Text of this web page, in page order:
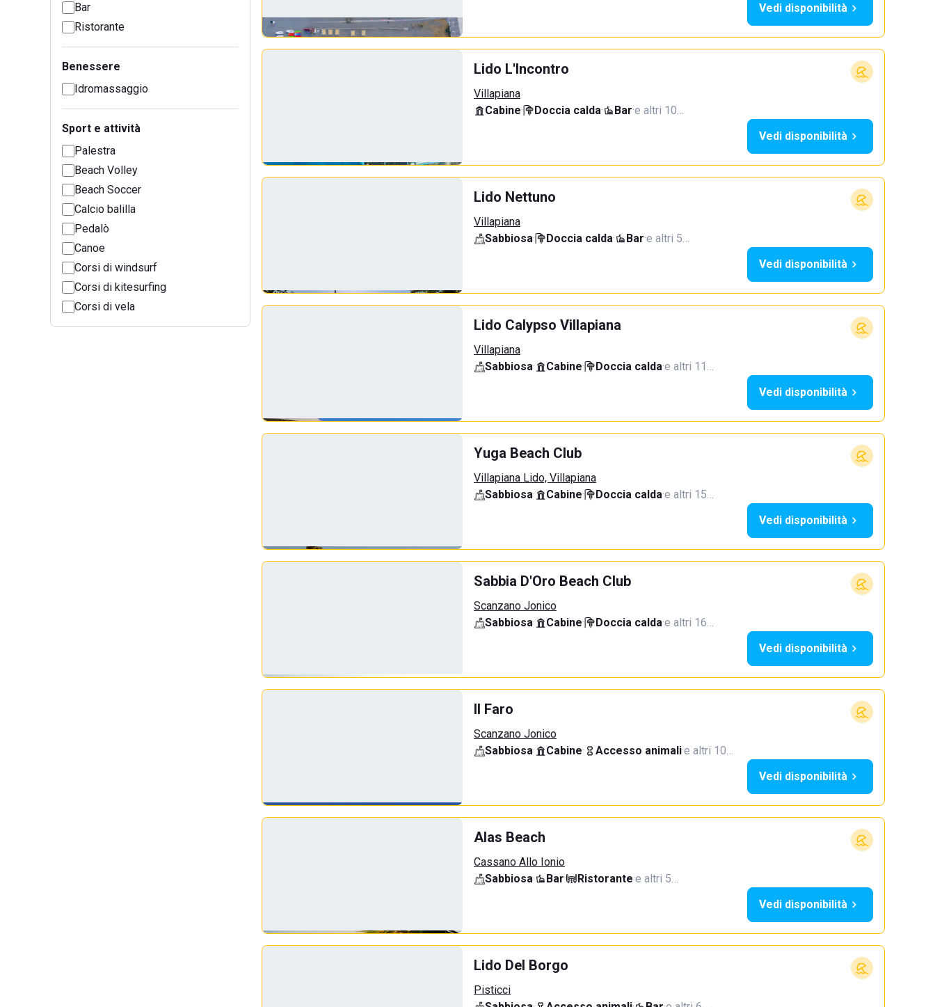
Bar
Ristorante
Benessere
Idromassaggio
Sport e attività
Palestra
Beach Volley
Beach Soccer
Calcio balilla
Pedalò
Canoe
Corsi di windsurf
Corsi di kitesurfing
Corsi di vela
Vedi disponibilità
Lido L'Incontro
Villapiana
Cabine· Doccia calda· Bar·e altri 10…
Vedi disponibilità
Lido Nettuno
Villapiana
Sabbiosa· Doccia calda· Bar·e altri 5…
Vedi disponibilità
Lido Calypso Villapiana
Villapiana
Sabbiosa· Cabine· Doccia calda·e altri 11…
Vedi disponibilità
Yuga Beach Club
Villapiana Lido, Villapiana
Sabbiosa· Cabine· Doccia calda·e altri 15…
Vedi disponibilità
Sabbia D'Oro Beach Club
Scanzano Jonico
Sabbiosa· Cabine· Doccia calda·e altri 16…
Vedi disponibilità
Il Faro
Scanzano Jonico
Sabbiosa· Cabine· Accesso animali·e altri 10…
Vedi disponibilità
Alas Beach
Cassano Allo Ionio
Sabbiosa· Bar· Ristorante·e altri 5…
Vedi disponibilità
Lido Del Borgo
Pisticci